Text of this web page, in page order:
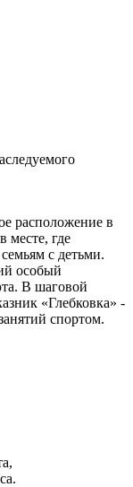
расположение в
месте, где
с детьми.
особый
В шаговой
«Глебковка» -
спортом.